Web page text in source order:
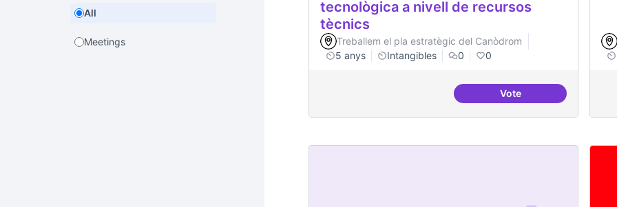
All
Meetings
tecnològica a nivell de recursos
tècnics
Treballem el pla estratègic del Canòdrom
5 anys
Intangibles 0 0
VoteEspai punter en